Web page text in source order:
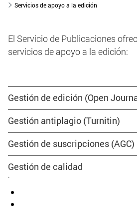
Servicios de apoyo a la edición
El Servicio de Publicaciones
servicios de apoyo a la edición:
Gestión de edición (Open
Gestión antiplagio (Turnitin)
Gestión de suscripciones (AGC)
Gestión de calidad